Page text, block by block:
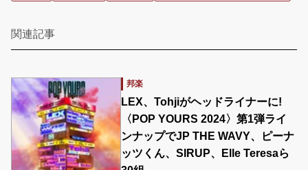
関連記事
邦楽
LEX、Tohjiがヘッドライナーに!
〈POP YOURS 2024〉第1弾ライ
ンナップでJP THE WAVY、ピーナ
ッツくん、SIRUP、Elle Teresaら